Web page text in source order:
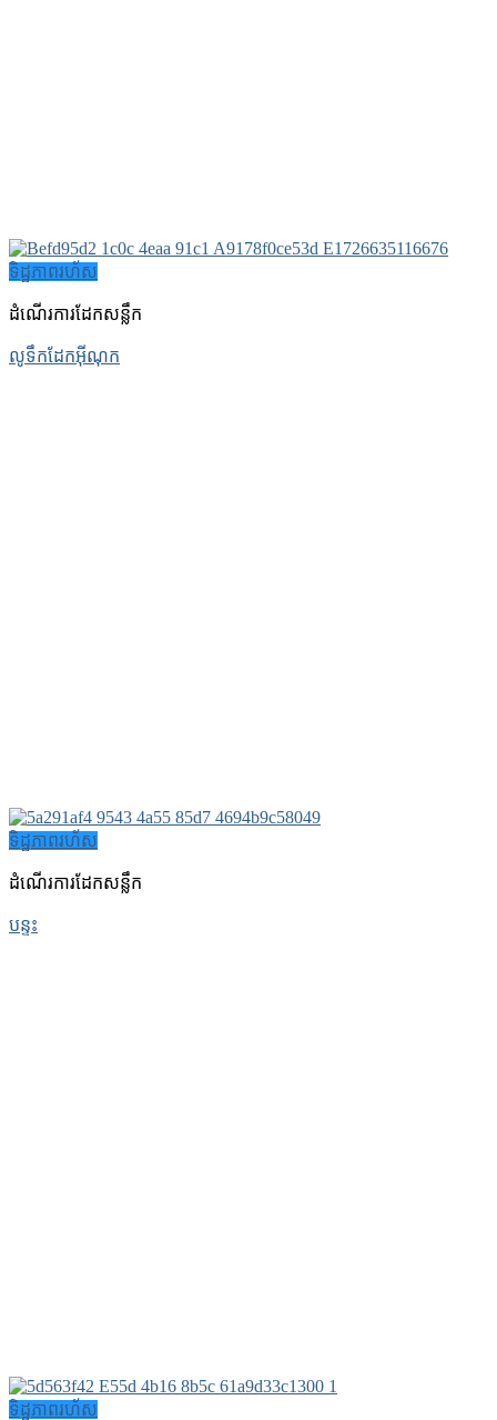
ទិដ្ឋភាពរហ័ស
ដំណើរការដែកសន្លឹក
លូទឹកដែកអ៊ីណុក
ទិដ្ឋភាពរហ័ស
ដំណើរការដែកសន្លឹក
បន្ទះ
ទិដ្ឋភាពរហ័ស